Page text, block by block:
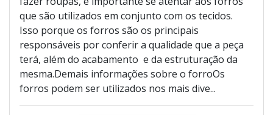
que são utilizados em conjunto com os tecidos.
Isso porque os forros são os principais
responsáveis por conferir a qualidade que a peça
terá, além do acabamento e da estruturação da
mesma.Demais informações sobre o forroOs
forros podem ser utilizados nos mais dive...